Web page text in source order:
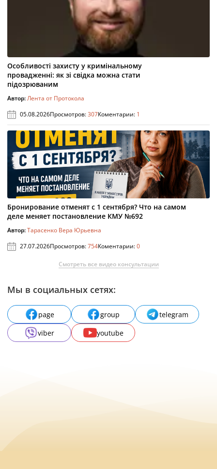
Особливості захисту у кримінальному
провадженні: як зі свідка можна стати
підозрюваним
Автор:Лента от Протокола
05.08.2026Просмотров:307Коментарии: 1
Бронирование отменят с 1 сентября? Что на самом
деле меняет постановление КМУ №692
Автор:Тарасенко Вера Юрьевна
27.07.2026Просмотров:754Коментарии:0
Смотреть все видео консультации
Мы в социальных сетях:
page group
telegram
viber
youtube